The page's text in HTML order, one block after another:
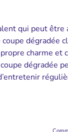
qui peut être
dégradée
charme
dégradée